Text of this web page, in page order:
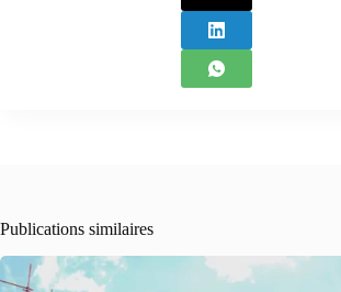
Publications similaires